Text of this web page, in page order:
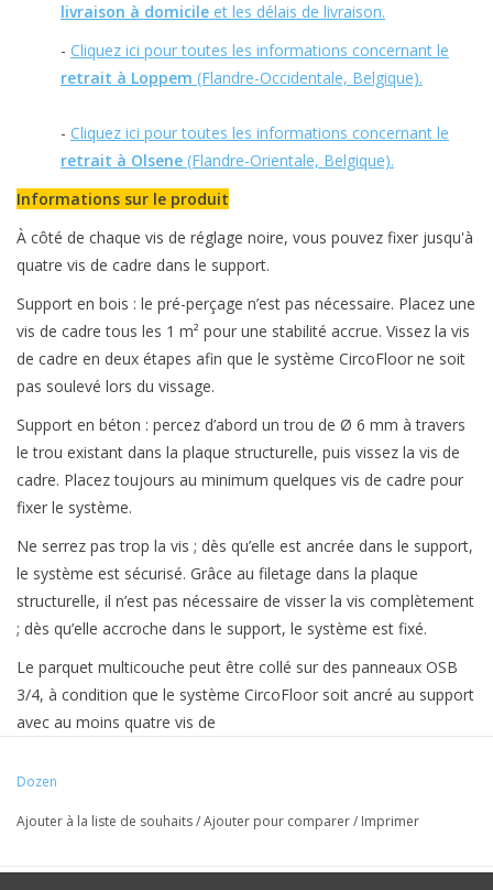
livraison à domicile et les délais de livraison.
- Cliquez ici pour toutes les informations concernant le
retrait à Loppem (Flandre-Occidentale, Belgique).
- Cliquez ici pour toutes les informations concernant le
retrait à Olsene (Flandre-Orientale, Belgique).
Informations sur le produit
À côté de chaque vis de réglage noire, vous pouvez fixer jusqu'à
quatre vis de cadre dans le support.
Support en bois : le pré-perçage n’est pas nécessaire. Placez une
vis de cadre tous les 1 m² pour une stabilité accrue. Vissez la vis
de cadre en deux étapes afin que le système CircoFloor ne soit
pas soulevé lors du vissage.
Support en béton : percez d’abord un trou de Ø 6 mm à travers
le trou existant dans la plaque structurelle, puis vissez la vis de
cadre. Placez toujours au minimum quelques vis de cadre pour
fixer le système.
Ne serrez pas trop la vis ; dès qu’elle est ancrée dans le support,
le système est sécurisé. Grâce au filetage dans la plaque
structurelle, il n’est pas nécessaire de visser la vis complètement
; dès qu’elle accroche dans le support, le système est fixé.
Le parquet multicouche peut être collé sur des panneaux OSB
3/4, à condition que le système CircoFloor soit ancré au support
avec au moins quatre vis de
Dozen
Ajouter à la liste de souhaits/Ajouter pour comparer/ Imprimer